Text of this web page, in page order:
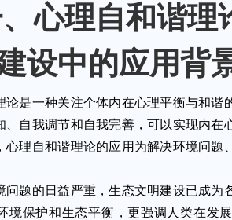
心理自和谐理
设中的应用背
一种关注个体内在心理平衡与和谐
、自我调节和自我完善，可以实现内在
心理自和谐理论的应用为解决环境问题
的日益严重，生态文明建设已成为
境保护和生态平衡，更强调人类在发